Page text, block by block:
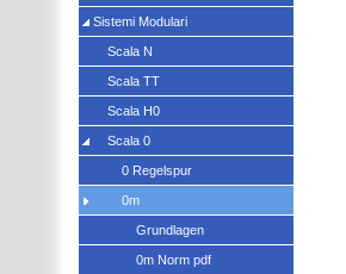
Sistemi Modulari
Scala N
Scala TT
Scala H0
Scala 0
0 Regelspur
0m
Grundlagen
0m Norm pdf